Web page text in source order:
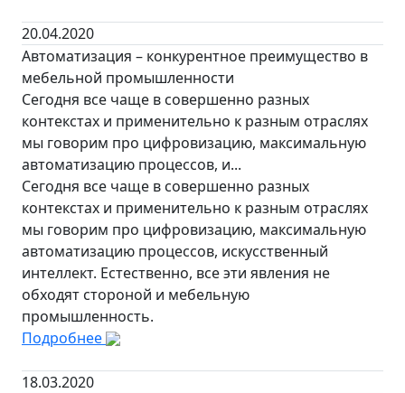
20.04.2020
Автоматизация – конкурентное преимущество в
мебельной промышленности
Сегодня все чаще в совершенно разных
контекстах и применительно к разным отраслях
мы говорим про цифровизацию, максимальную
автоматизацию процессов, и...
Сегодня все чаще в совершенно разных
контекстах и применительно к разным отраслях
мы говорим про цифровизацию, максимальную
автоматизацию процессов, искусственный
интеллект. Естественно, все эти явления не
обходят стороной и мебельную
промышленность.
Подробнее
18.03.2020